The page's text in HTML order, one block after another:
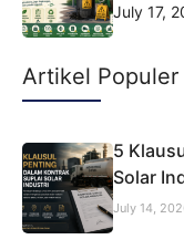
July 17,
Artikel Populer
5
Solar
July 14,